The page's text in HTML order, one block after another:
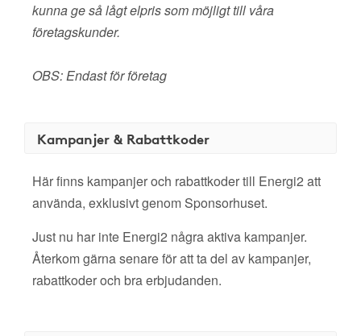
kunna ge så lågt elpris som möjligt till våra
företagskunder.
OBS: Endast för företag
Kampanjer & Rabattkoder
Här finns kampanjer och rabattkoder till Energi2 att
använda, exklusivt genom Sponsorhuset.
Just nu har inte Energi2 några aktiva kampanjer.
Återkom gärna senare för att ta del av kampanjer,
rabattkoder och bra erbjudanden.